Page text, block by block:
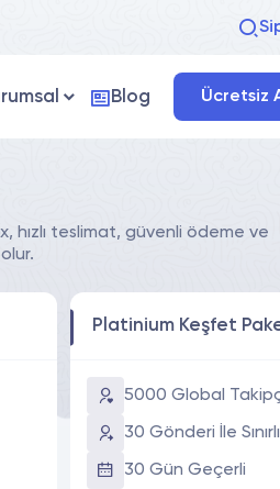
Blog Ücretsiz
hızlı teslimat, güvenli ödeme ve
Platinium Keşfet
5000 Global
30 Gönderi İle
30 Gün Geçerli